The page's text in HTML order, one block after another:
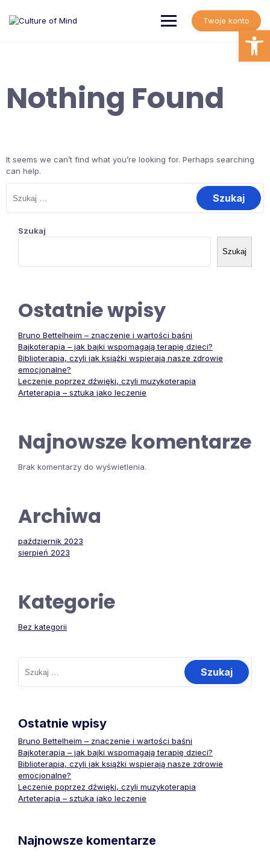
content
Twoje konto
Nothing Found
It seems we can’t find what you’re looking for. Perhaps searching
can help.
Szukaj:
Szukaj
Szukaj
Ostatnie wpisy
Bruno Bettelheim – znaczenie i wartości baśni
Bajkoterapia – jak bajki wspomagają terapię dzieci?
Biblioterapia, czyli jak książki wspierają nasze zdrowie
emocjonalne?
Leczenie poprzez dźwięki, czyli muzykoterapia
Arteterapia – sztuka jako leczenie
Najnowsze komentarze
Brak komentarzy do wyświetlenia.
Archiwa
październik 2023
sierpień 2023
Kategorie
Bez kategorii
Szukaj:
Ostatnie wpisy
Bruno Bettelheim – znaczenie i wartości baśni
Bajkoterapia – jak bajki wspomagają terapię dzieci?
Biblioterapia, czyli jak książki wspierają nasze zdrowie
emocjonalne?
Leczenie poprzez dźwięki, czyli muzykoterapia
Arteterapia – sztuka jako leczenie
Najnowsze komentarze